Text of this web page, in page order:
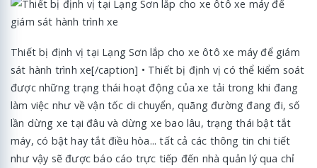
Thiết bị định vị tại Lạng Sơn lắp cho xe ôtô xe máy để giám
sát hành trình xe[/caption] • Thiết bị định vị có thể kiểm soát
được những trạng thái hoạt động của xe tải trong khi đang
làm việc như về vận tốc di chuyển, quãng đường đang đi, số
lần dừng xe tại đâu và dừng xe bao lâu, trạng thái bật tắt
máy, có bật hay tắt điều hòa... tất cả các thông tin chi tiết
như vậy sẽ được báo cáo trực tiếp đến nhà quản lý qua chỉ